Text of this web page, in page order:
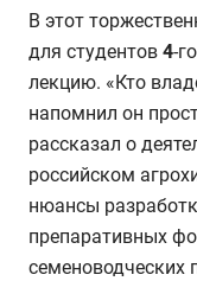
В этот
для студентов 4-
лекцию. «Кто
напомнил он
рассказал о
российском
нюансы
препаративных
семеноводческих